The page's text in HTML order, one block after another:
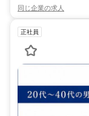
同じ企業の求人
正社員